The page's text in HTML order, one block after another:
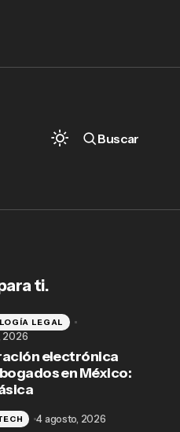
Buscar
ti.
electrónica
en México:
LEGAL
2026
4 agosto, 2026